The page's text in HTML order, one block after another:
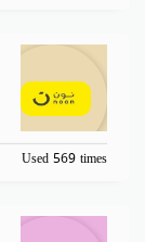
Used 569 times